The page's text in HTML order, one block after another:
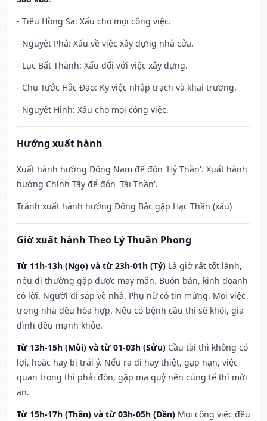
- Tiểu Hồng Sa: Xấu cho mọi công việc.
- Nguyệt Phá: Xấu về việc xây dựng nhà cửa.
- Lục Bất Thành: Xấu đối với việc xây dựng.
- Chu Tước Hắc Đạo: Kỵ việc nhập trạch và khai trương.
- Nguyệt Hình: Xấu cho mọi công việc.
Hướng xuất hành
Xuất hành hướng Đông Nam để đón 'Hỷ Thần'. Xuất hành
hướng Chính Tây để đón 'Tài Thần'.
Tránh xuất hành hướng Đông Bắc gặp Hạc Thần (xấu)
Giờ xuất hành Theo Lý Thuần Phong
Từ 11h-13h (Ngọ) và từ 23h-01h (Tý) Là giờ rất tốt lành,
nếu đi thường gặp được may mắn. Buôn bán, kinh doanh
có lời. Người đi sắp về nhà. Phụ nữ có tin mừng. Mọi việc
trong nhà đều hòa hợp. Nếu có bệnh cầu thì sẽ khỏi, gia
đình đều mạnh khỏe.
Từ 13h-15h (Mùi) và từ 01-03h (Sửu) Cầu tài thì không có
lợi, hoặc hay bị trái ý. Nếu ra đi hay thiệt, gặp nạn, việc
quan trọng thì phải đòn, gặp ma quỷ nên cúng tế thì mới
an.
Từ 15h-17h (Thân) và từ 03h-05h (Dần) Mọi công việc đều